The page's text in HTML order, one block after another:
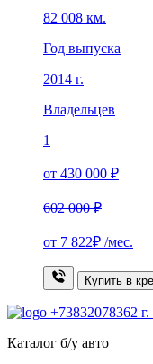
82 008 км.
Год выпуска
2014 г.
Владельцев
1
от 430 000 ₽
602 000 ₽
от 7 822₽ /мес.
Купить в
+73832078362
Каталог б/у авто